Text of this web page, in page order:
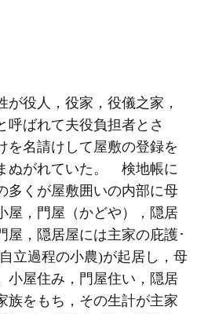
役人， 役家 ，役儀之家，
呼ばれて夫役負担者とさ
を名請けして屋敷の登録を
ぬがれていた。 検地帳に
多くが屋敷囲いの内部に母
屋，門屋（かどや），隠居
屋，隠居屋には主家の庇護･
立過程の小農)が起居し，母
小屋住み，門屋住い，隠居
族をもち，その生計が主家